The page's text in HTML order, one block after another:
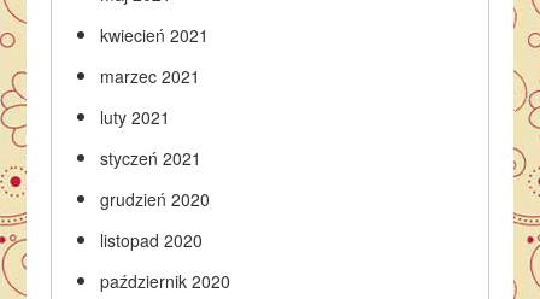
kwiecień 2021
marzec 2021
luty 2021
styczeń 2021
grudzień 2020
listopad 2020
październik 2020